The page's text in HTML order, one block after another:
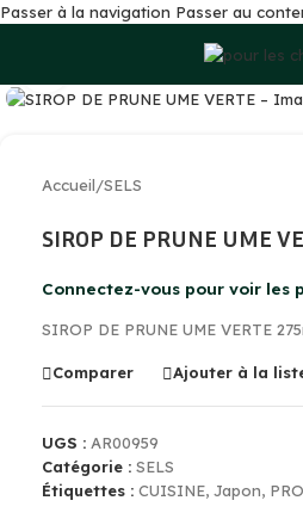
Passer à la navigation Passer au
Cliquez pour agrandir
Accueil/SELS
SIROP DE PRUNE UME
Connectez-vous pour voir les
SIROP DE PRUNE UME VERTE
Comparer Ajouter à la
UGS : AR00959
Catégorie : SELS
Étiquettes : CUISINE, Japon,